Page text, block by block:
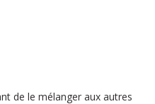
de le mélanger aux autres